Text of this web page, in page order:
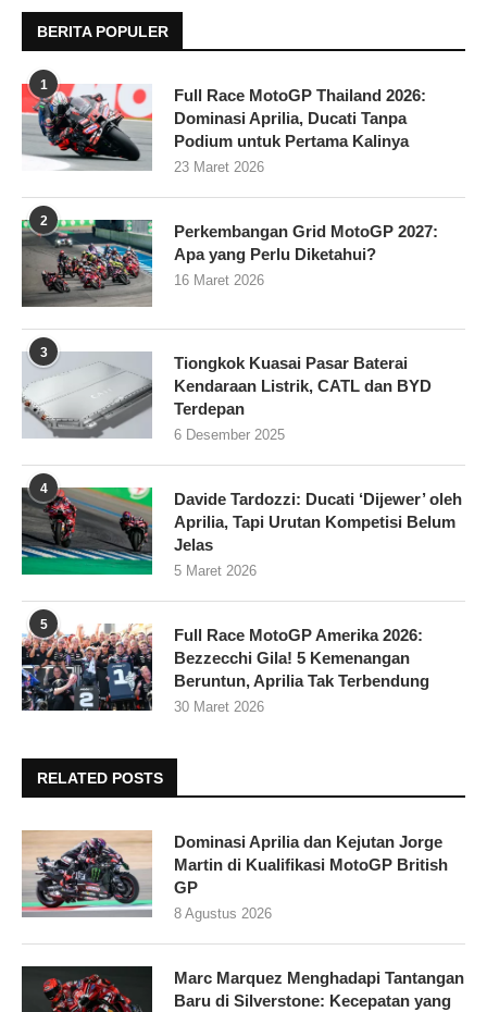
BERITA POPULER
1
Full Race MotoGP Thailand 2026:
Dominasi Aprilia, Ducati Tanpa
Podium untuk Pertama Kalinya
23 Maret 2026
2
Perkembangan Grid MotoGP 2027:
Apa yang Perlu Diketahui?
16 Maret 2026
3
Tiongkok Kuasai Pasar Baterai
Kendaraan Listrik, CATL dan BYD
Terdepan
6 Desember 2025
4
Davide Tardozzi: Ducati ‘Dijewer’ oleh
Aprilia, Tapi Urutan Kompetisi Belum
Jelas
5 Maret 2026
5
Full Race MotoGP Amerika 2026:
Bezzecchi Gila! 5 Kemenangan
Beruntun, Aprilia Tak Terbendung
30 Maret 2026
RELATED POSTS
Dominasi Aprilia dan Kejutan Jorge
Martin di Kualifikasi MotoGP British
GP
8 Agustus 2026
Marc Marquez Menghadapi Tantangan
Baru di Silverstone: Kecepatan yang